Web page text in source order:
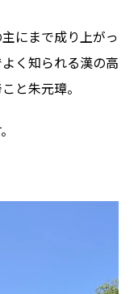
にまで成り上がっ
く知られる漢の高
と朱元璋。